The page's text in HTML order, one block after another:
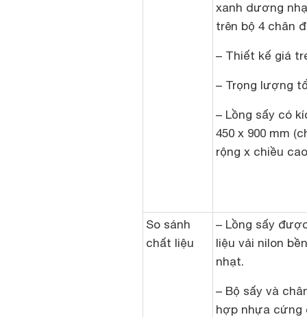
xanh dương
trên bộ 4 chân
– Thiết kế giá
– Trọng lượng
– Lồng sấy có
450 x 900 mm
rộng x chiều
So sánh
chất liệu
– Lồng sấy
liệu vải nilon
nhạt.
– Bộ sấy và
hợp nhựa cứng